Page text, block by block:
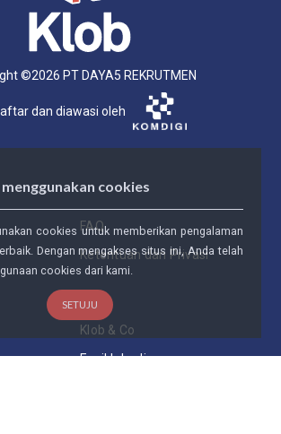
©2026 PT DAYA5 REKRUTMEN
dan diawasi oleh
FAQ
Ketentuan dan Privasi
Klob & Co
Ensiklobedia
cookies
cookies untuk memberikan pengalaman
Dengan mengakses situs ini, Anda telah
cookies dari kami.
SETUJU